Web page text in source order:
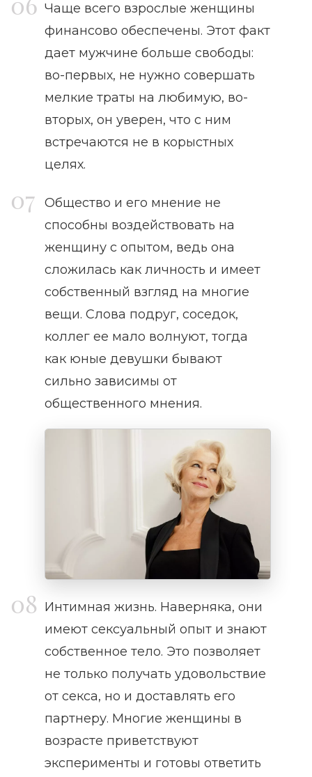
Чаще всего взрослые женщины
финансово обеспечены. Этот факт
дает мужчине больше свободы:
во-первых, не нужно совершать
мелкие траты на любимую, во-
вторых, он уверен, что с ним
встречаются не в корыстных
целях.
Общество и его мнение не
способны воздействовать на
женщину с опытом, ведь она
сложилась как личность и имеет
собственный взгляд на многие
вещи. Слова подруг, соседок,
коллег ее мало волнуют, тогда
как юные девушки бывают
сильно зависимы от
общественного мнения.
Интимная жизнь. Наверняка, они
имеют сексуальный опыт и знают
собственное тело. Это позволяет
не только получать удовольствие
от секса, но и доставлять его
партнеру. Многие женщины в
возрасте приветствуют
эксперименты и готовы ответить